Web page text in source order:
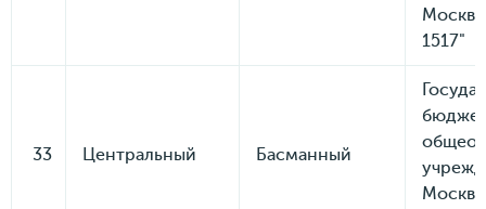
1517"
33 Центральный Басманный